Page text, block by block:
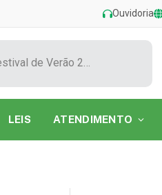
Ouvidoria
Show de Tarcísio do Acordeon encerra o Festival de Verão 2026 na Praia do Caripi
LEIS ATENDIMENTO